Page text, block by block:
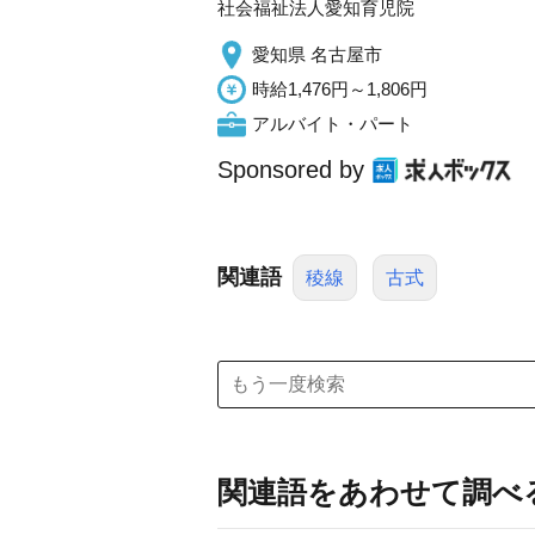
社会福祉法人愛知育児院
愛知県 名古屋市
時給1,476円～1,806円
アルバイト・パート
Sponsored by
関連語 稜線 古式
関連語をあわせて調べ